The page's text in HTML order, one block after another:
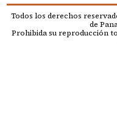
Todos los derechos
de
Prohibida su reproducción